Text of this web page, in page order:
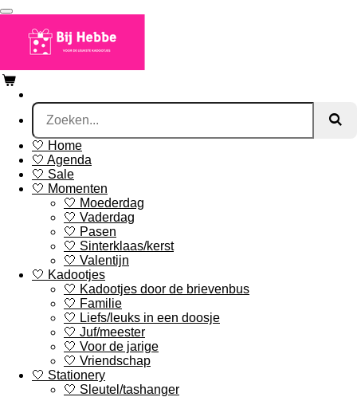
Ga
direct
naar
hoofdinhoud
🤍 Home
🤍 Agenda
🤍 Sale
🤍 Momenten
🤍 Moederdag
🤍 Vaderdag
🤍 Pasen
🤍 Sinterklaas/kerst
🤍 Valentijn
🤍 Kadootjes
🤍 Kadootjes door de brievenbus
🤍 Familie
🤍 Liefs/leuks in een doosje
🤍 Juf/meester
🤍 Voor de jarige
🤍 Vriendschap
🤍 Stationery
🤍 Sleutel/tashanger